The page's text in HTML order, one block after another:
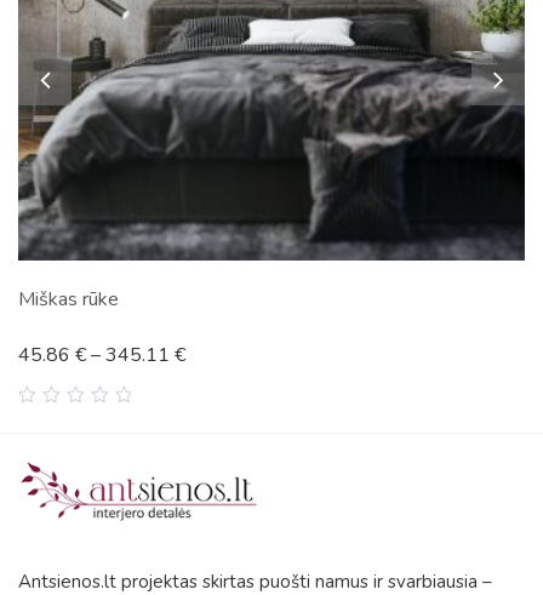
Antsienos.lt projektas skirtas puošti namus ir svarbiausia –